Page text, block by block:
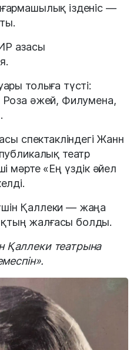
ізденіс —
азасы
толыға түсті:
әжей, Филумена,
спектакліндегі Жанн
театр
мәрте «Ең үздік әйел
Қаллеки — жаңа
жалғасы болды.
Қаллеки театрына